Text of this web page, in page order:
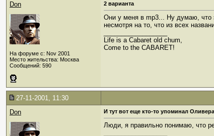
Don
На форуме с: Nov 2001
Место жительства: Москва
Сообщений: 590
2 варианта
Они у меня в mp3... Ну думаю, что
несмотря на то, что из всех
Life is a Cabaret old chum,
Come to the CABARET!
27-11-2001, 11:30
Don
И тут вот еще кто-то упоминал
Люди, я правильно понимаю, что